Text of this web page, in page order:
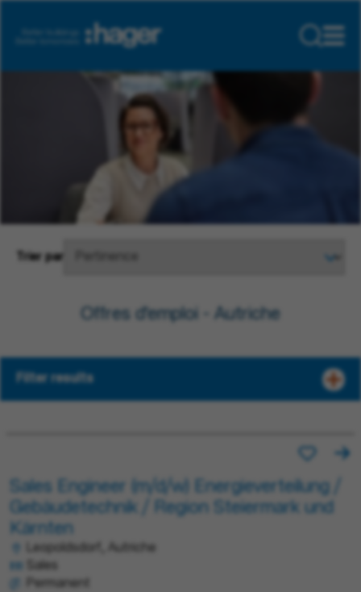
Trier par
Offres d'emploi - Autriche
Filter results
Sales Engineer (m/d/w) Energieverteilung /
Gebäudetechnik / Region Steiermark und
Kärnten
Leopoldsdorf, Autriche
Sales
Permanent